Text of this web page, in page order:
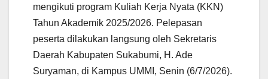
mengikuti program Kuliah Kerja Nyata (KKN)
Tahun Akademik 2025/2026. Pelepasan
peserta dilakukan langsung oleh Sekretaris
Daerah Kabupaten Sukabumi, H. Ade
Suryaman, di Kampus UMMI, Senin (6/7/2026).